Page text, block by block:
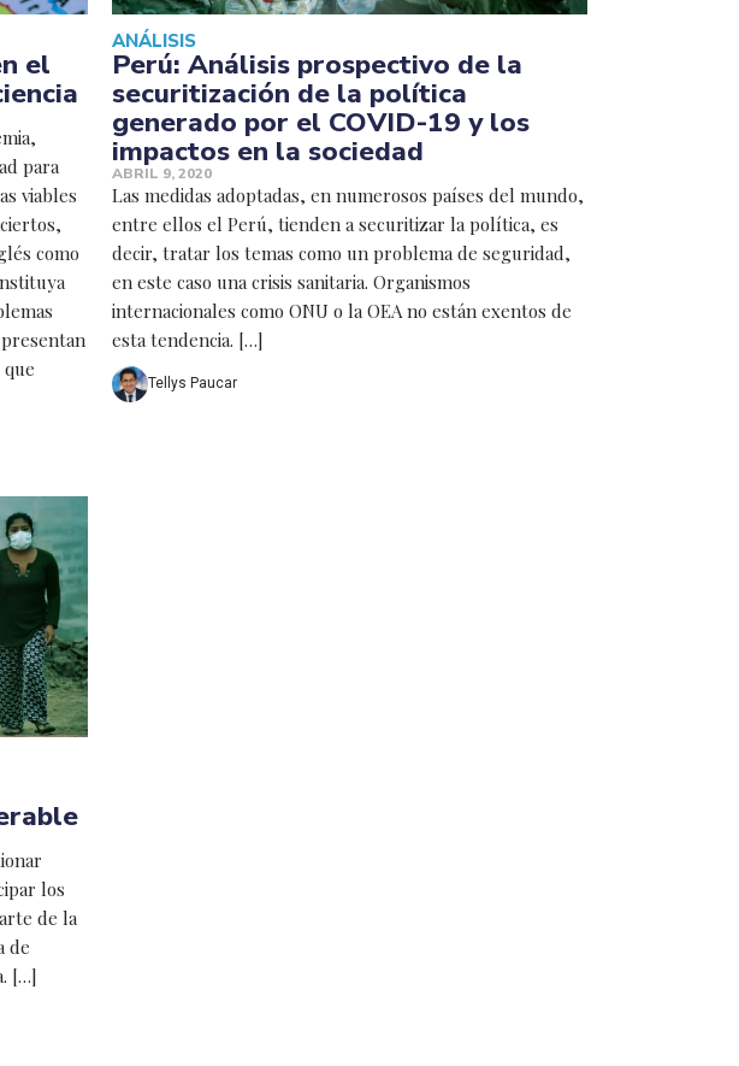
el
para
viables
como
ANÁLISIS
Perú: Análisis prospectivo de la
securitización de la política
generado por el COVID-19 y los
impactos en la sociedad
ABRIL 9, 2020
Las medidas adoptadas, en numerosos países del mundo,
entre ellos el Perú, tienden a securitizar la política, es
decir, tratar los temas como un problema de seguridad,
en este caso una crisis sanitaria. Organismos
internacionales como ONU o la OEA no están exentos de
esta tendencia. […]
Tellys Paucar
los
de la
de
[…]